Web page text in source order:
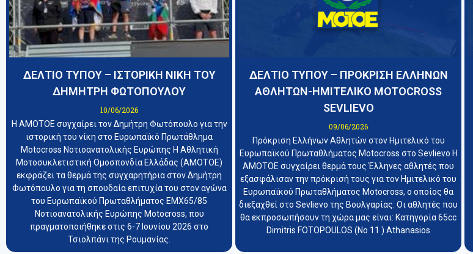
ΔΕΛΤΙΟ ΤΥΠΟΥ – ΙΣΤΟΡΙΚΗ ΝΙΚΗ ΤΟΥ
ΔΗΜΗΤΡΗ ΦΩΤΟΠΟΥΛΟΥ
10/06/2026
Η ΑΜΟΤΟΕ συγχαίρει τον Δημήτρη Φωτόπουλο για την
ιστορική του νίκη στο Ευρωπαϊκό Πρωτάθλημα
Motocross Νοτιοανατολικής Ευρώπης Η Αθλητική
Μοτοσυκλετιστική Ομοσπονδία Ελλάδας (ΑΜΟΤΟΕ)
εκφράζει τα θερμά της συγχαρητήρια στον Δημήτρη
Φωτόπουλο για τη σπουδαία επιτυχία του στον αγώνα
του Ευρωπαϊκού Πρωταθλήματος EMX65/85
Νοτιοανατολικής Ευρώπης Motocross, που
πραγματοποιήθηκε στις 6-7 Ιουνίου 2026 στο
Τσιολπάνι της Ρουμανίας.
ΔΕΛΤΙΟ ΤΥΠΟΥ – ΠΡΟΚΡΙΣΗ ΕΛΛΗΝΩΝ
ΑΘΛΗΤΩΝ-ΗΜΙΤΕΛΙΚΟ MOTOCROSS
SEVLIEVO
09/06/2026
Πρόκριση Ελλήνων Αθλητών στον Ημιτελικό του
Ευρωπαϊκού Πρωταθλήματος Motocross στο Sevlievo Η
ΑΜΟΤΟΕ συγχαίρει θερμά τους Έλληνες αθλητές που
εξασφάλισαν την πρόκρισή τους για τον Ημιτελικό του
Ευρωπαϊκού Πρωταθλήματος Motocross, ο οποίος θα
διεξαχθεί στο Sevlievo της Βουλγαρίας. Οι αθλητές που
θα εκπροσωπήσουν τη χώρα μας είναι: Κατηγορία 65cc
Dimitris FOTOPOULOS (Νο 11 ) Athanasios